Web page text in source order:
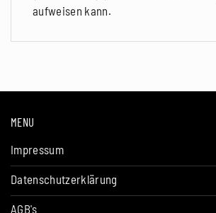
aufweisen kann.
MENU
Impressum
Datenschutzerklärung
AGB's